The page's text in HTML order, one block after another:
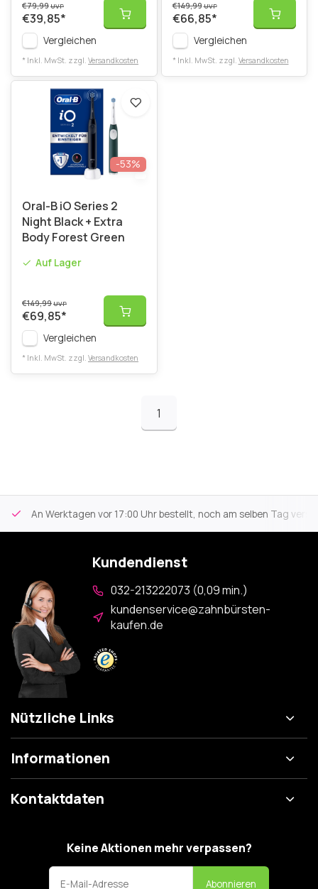
€79,99UVP
€39,85*
Vergleichen
* Inkl. MwSt. zzgl. Versandkosten
€149,99UVP
€66,85*
Vergleichen
* Inkl. MwSt. zzgl. Versandkosten
-53%
Oral-B iO Series 2
Night Black + Extra
Body Forest Green
Auf Lager
€149,99UVP
€69,85*
Vergleichen
* Inkl. MwSt. zzgl. Versandkosten
1
An Werktagen vor 17:00 Uhr bestellt, noch am selben Tag
Kundendienst
032-213222073 (0,09 min.)
kundenservice@zahnbürsten-
kaufen.de
Nützliche Links
Informationen
Kontaktdaten
Keine Aktionen mehr verpassen?
Abonnieren